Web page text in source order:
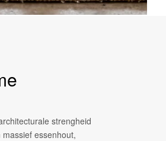
strengheid
essenhout,